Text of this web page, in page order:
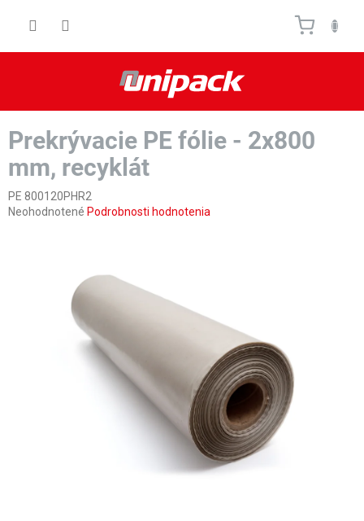
Prekrývacie PE fólie - 2x800
mm, recyklát
PE 800120PHR2
Priemerné
Neohodnotené Podrobnosti hodnotenia